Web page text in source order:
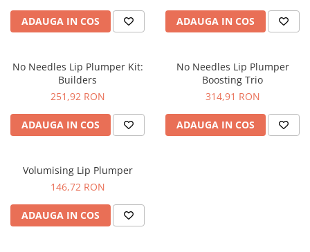
Iasomie
Santal
Tiare
Ylang-Ylang
PĂR
Tipuri de par
SPA
After Sun
medkey
medkey profiset
medkey solo
physiokey
physiokey profiset
physiokey solo
physiokey solo
ADAUGA IN COS ADAUGA IN COS
No Needles Lip Plumper Kit:
Builders
251,92 RON
ADAUGA IN COS
No Needles Lip Plumper
Boosting Trio
314,91 RON
ADAUGA IN COS
Volumising Lip Plumper
146,72 RON
ADAUGA IN COS